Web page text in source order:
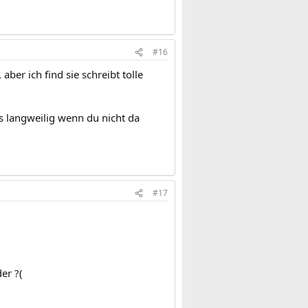
#16
aber ich find sie schreibt tolle
langweilig wenn du nicht da
#17
?(